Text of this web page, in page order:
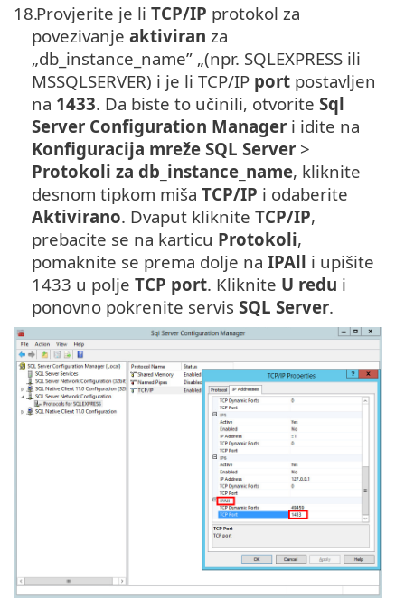
18.Provjerite je li TCP/IP protokol za
povezivanje aktiviran za
„db_instance_name” „(npr. SQLEXPRESS ili
MSSQLSERVER) i je li TCP/IP port postavljen
na 1433. Da biste to učinili, otvorite Sql
Server Configuration Manager i idite na
Konfiguracija mreže SQL Server >
Protokoli za db_instance_name, kliknite
desnom tipkom miša TCP/IP i odaberite
Aktivirano. Dvaput kliknite TCP/IP,
prebacite se na karticu Protokoli,
pomaknite se prema dolje na IPAll i upišite
1433 u polje TCP port. Kliknite U redu i
ponovno pokrenite servis SQL Server.